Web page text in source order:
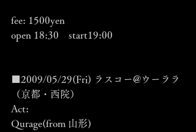
fee: 1500yen
open 18:30　start19:00
■2009/05/29(Fri) ラスコー@ウーララ
（京都・西院）
Act:
Qurage(from 山形)